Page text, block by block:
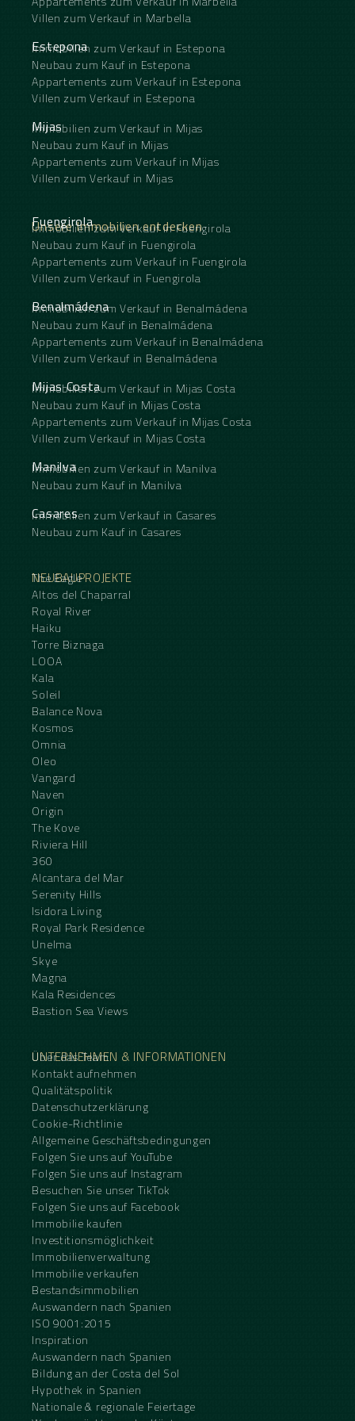
Villen zum Verkauf in Marbella
Estepona
Immobilien zum Verkauf in Estepona
Neubau zum Kauf in Estepona
Appartements zum Verkauf in Estepona
Villen zum Verkauf in Estepona
Mijas
Immobilien zum Verkauf in Mijas
Neubau zum Kauf in Mijas
Appartements zum Verkauf in Mijas
Villen zum Verkauf in Mijas
Unsere Immobilien entdecken
Fuengirola
Immobilien zum Verkauf in Fuengirola
Neubau zum Kauf in Fuengirola
Appartements zum Verkauf in Fuengirola
Villen zum Verkauf in Fuengirola
Benalmádena
Immobilien zum Verkauf in Benalmádena
Neubau zum Kauf in Benalmádena
Appartements zum Verkauf in Benalmádena
Villen zum Verkauf in Benalmádena
Mijas Costa
Immobilien zum Verkauf in Mijas Costa
Neubau zum Kauf in Mijas Costa
Appartements zum Verkauf in Mijas Costa
Villen zum Verkauf in Mijas Costa
Manilva
Immobilien zum Verkauf in Manilva
Neubau zum Kauf in Manilva
Casares
Immobilien zum Verkauf in Casares
Neubau zum Kauf in Casares
NEUBAUPROJEKTE
The Eagle
Altos del Chaparral
Royal River
Haiku
Torre Biznaga
LOOA
Kala
Soleil
Balance Nova
Kosmos
Omnia
Oleo
Vangard
Naven
Origin
The Kove
Riviera Hill
360
Alcantara del Mar
Serenity Hills
Isidora Living
Royal Park Residence
Unelma
Skye
Magna
Kala Residences
Bastion Sea Views
UNTERNEHMEN & INFORMATIONEN
Über das Team
Kontakt aufnehmen
Qualitätspolitik
Datenschutzerklärung
Cookie-Richtlinie
Allgemeine Geschäftsbedingungen
Folgen Sie uns auf YouTube
Folgen Sie uns auf Instagram
Besuchen Sie unser TikTok
Folgen Sie uns auf Facebook
Immobilie kaufen
Investitionsmöglichkeit
Immobilienverwaltung
Immobilie verkaufen
Bestandsimmobilien
Auswandern nach Spanien
ISO 9001:2015
Inspiration
Auswandern nach Spanien
Bildung an der Costa del Sol
Hypothek in Spanien
Nationale & regionale Feiertage